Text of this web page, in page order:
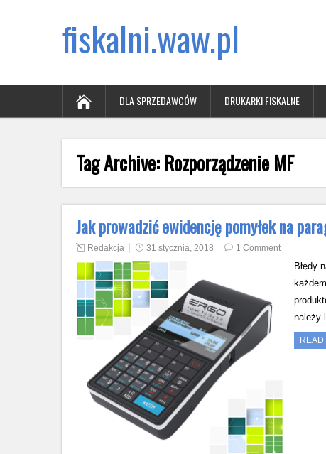
fiskalni.waw.pl
DLA SPRZEDAWCÓW DRUKARKI FISKALNE
Tag Archive: Rozporządzenie MF
Jak prowadzić ewidencję pomyłek na
Redakcja 31 stycznia, 2018 1 Comment
Błędy
należy